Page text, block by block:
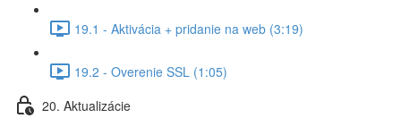
19.1 - Aktivácia + pridanie na web (3:19)
19.2 - Overenie SSL (1:05)
20. Aktualizácie